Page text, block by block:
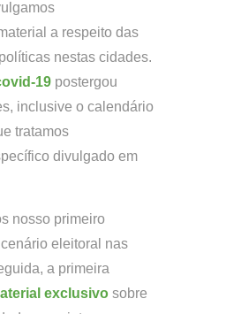
a respeito das
nestas cidades.
19 postergou
inclusive o calendário
tratamos
divulgado em
nosso primeiro
eleitoral nas
a primeira
exclusivo sobre